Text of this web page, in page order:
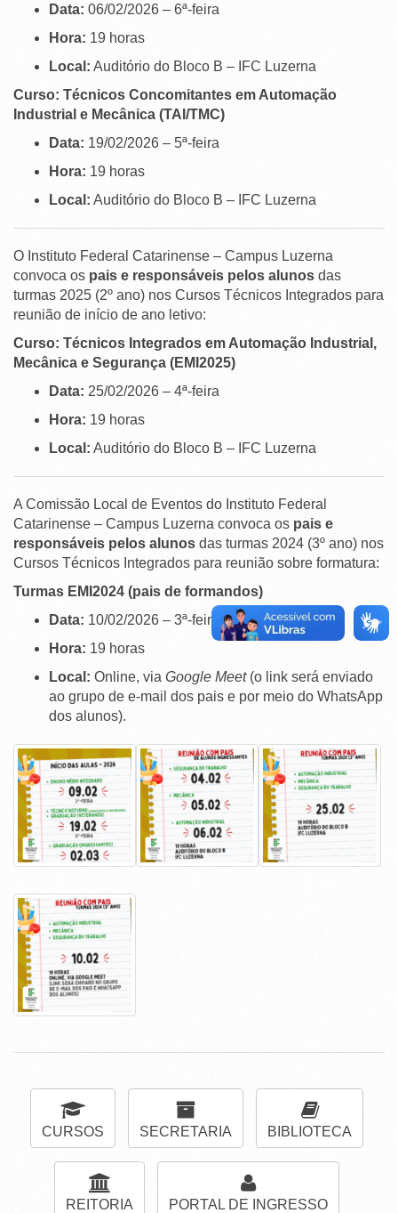
Data: 06/02/2026 – 6ª-feira
Hora: 19 horas
Local: Auditório do Bloco B – IFC Luzerna
Curso: Técnicos Concomitantes em Automação
Industrial e Mecânica (TAI/TMC)
Data: 19/02/2026 – 5ª-feira
Hora: 19 horas
Local: Auditório do Bloco B – IFC Luzerna
O Instituto Federal Catarinense – Campus Luzerna
convoca os pais e responsáveis pelos alunos das
turmas 2025 (2º ano) nos Cursos Técnicos Integrados para
reunião de início de ano letivo:
Curso: Técnicos Integrados em Automação Industrial,
Mecânica e Segurança (EMI2025)
Data: 25/02/2026 – 4ª-feira
Hora: 19 horas
Local: Auditório do Bloco B – IFC Luzerna
A Comissão Local de Eventos do Instituto Federal
Catarinense – Campus Luzerna convoca os pais e
responsáveis pelos alunos das turmas 2024 (3º ano) nos
Cursos Técnicos Integrados para reunião sobre formatura:
Turmas EMI2024 (pais de formandos)
Data: 10/02/2026 – 3ª-feira
Hora: 19 horas
Local: Online, via Google Meet(o link será enviado
ao grupo de e-mail dos pais e por meio do WhatsApp
dos alunos).
CURSOS SECRETARIA BIBLIOTECA
REITORIA PORTAL DE INGRESSO